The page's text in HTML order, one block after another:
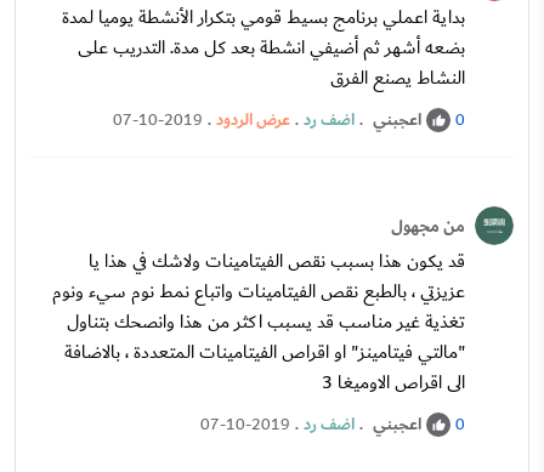
بداية اعملي برنامج بسيط قومي بتكرار الأنشطة يوميا لمدة
بضعه أشهر ثم أضيفي انشطة بعد كل مدة. التدريب على
النشاط يصنع الفرق
0 اعجبني .اضف رد.عرض الردود.
07-10-2019
من مجهول
قد يكون هذا بسبب نقص الفيتامينات ولاشك في هذا يا
عزيزتي ، بالطبع نقص الفيتامينات واتباع نمط نوم سيء ونوم
تغذية غير مناسب قد يسبب اكثر من هذا وانصحك بتناول
"مالتي فيتامينز" او اقراص الفيتامينات المتعددة ، بالاضافة
الى اقراص الاوميغا 3
0 اعجبني .اضف رد.
07-10-2019